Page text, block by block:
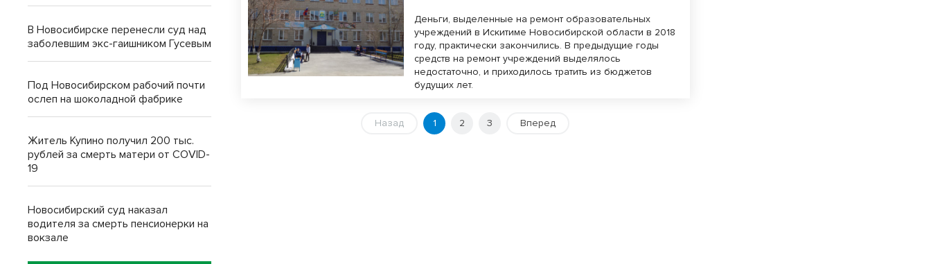
Деньги, выделенные на ремонт образовательных
учреждений в Искитиме Новосибирской области в 2018
году, практически закончились. В предыдущие годы
средств на ремонт учреждений выделялось
недостаточно, и приходилось тратить из бюджетов
будущих лет.
Назад 1 2 3 Вперед
В Новосибирске перенесли суд над
заболевшим экс-гаишником Гусевым
Под Новосибирском рабочий почти
ослеп на шоколадной фабрике
Житель Купино получил 200 тыс.
рублей за смерть матери от COVID-
19
Новосибирский суд наказал
водителя за смерть пенсионерки на
вокзале